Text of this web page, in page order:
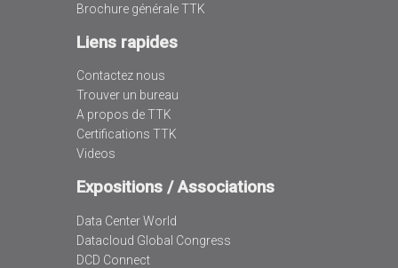
Brochure générale TTK
Liens rapides
Contactez nous
Trouver un bureau
A propos de TTK
Certifications TTK
Videos
Expositions / Associations
Data Center World
Datacloud Global Congress
DCD Connect